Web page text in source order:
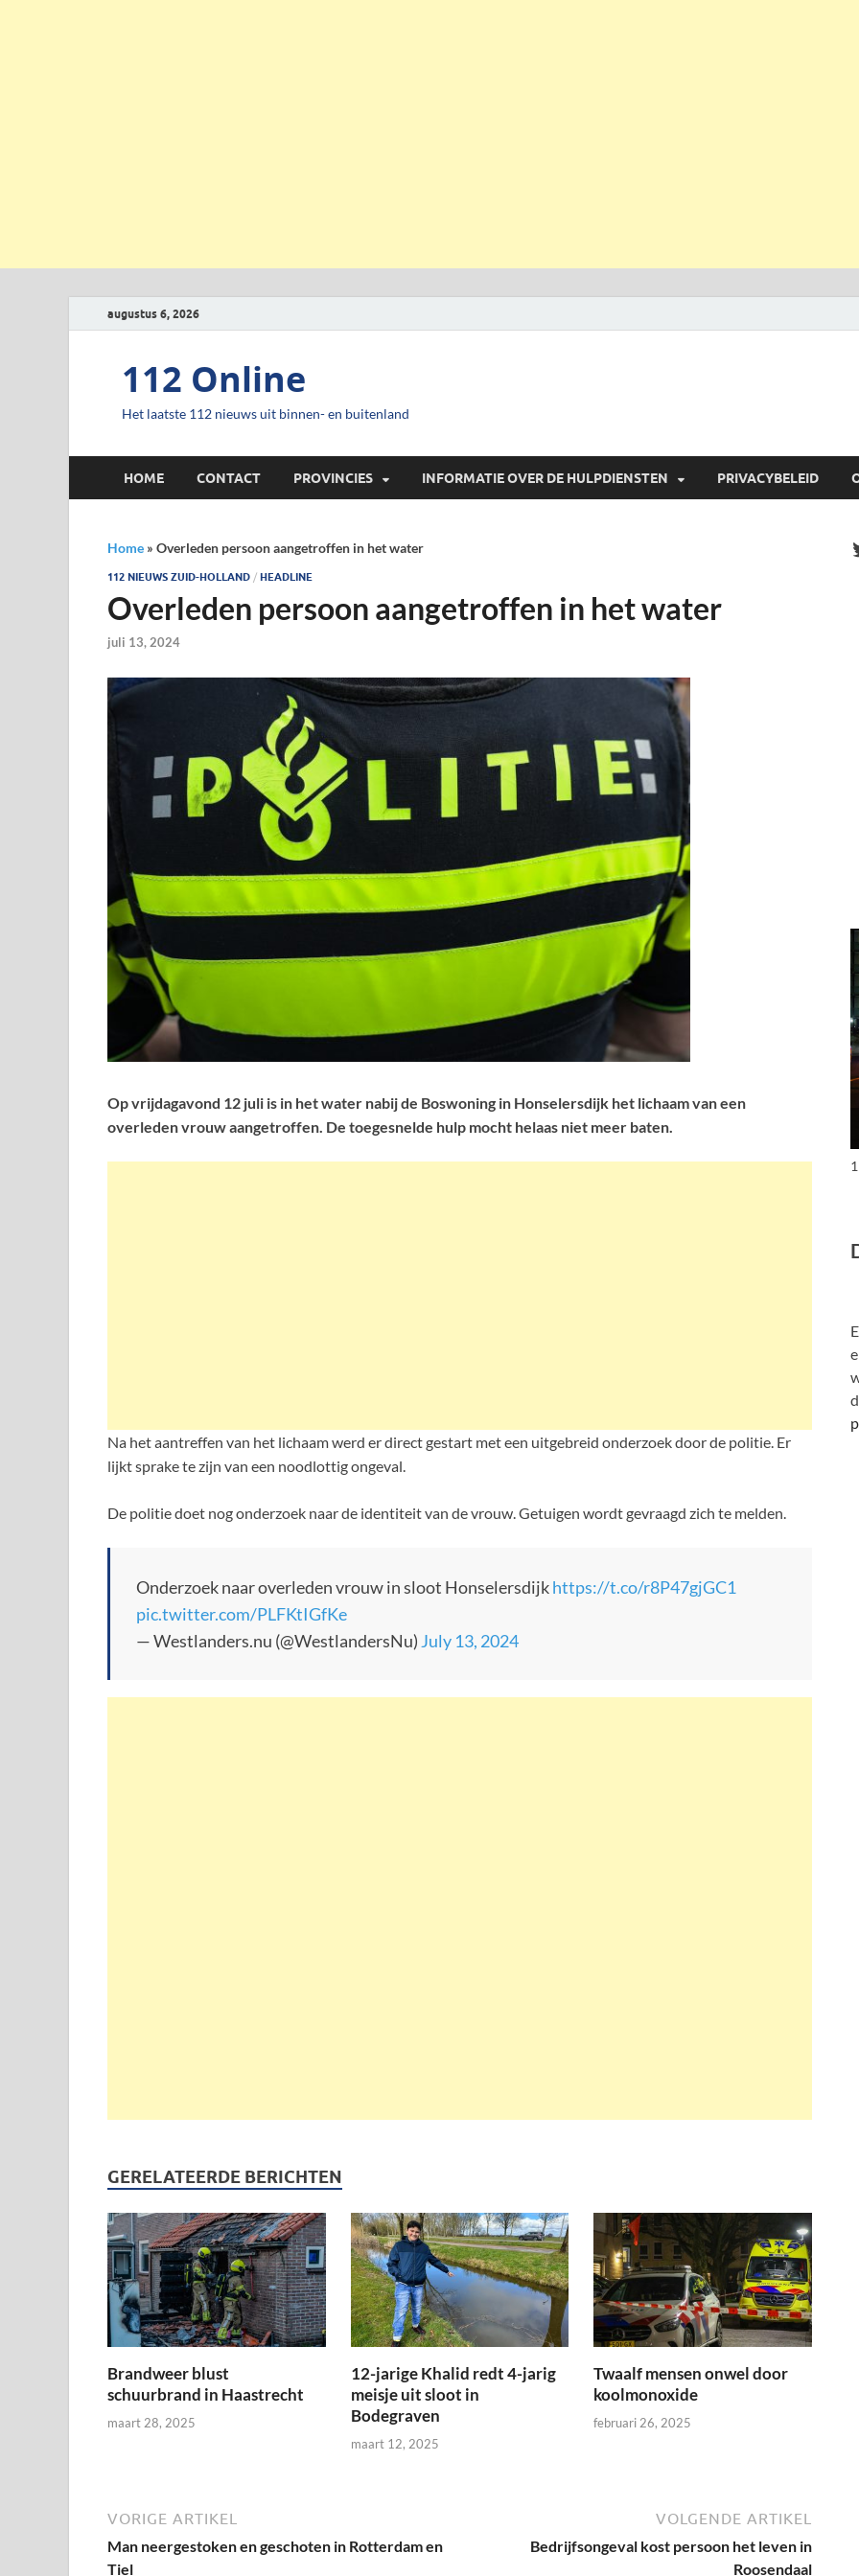
augustus 6, 2026
112 Online
Het laatste 112 nieuws uit binnen- en buitenland
HOME CONTACT PROVINCIES INFORMATIE OVER DE HULPDIENSTEN PRIVACYBELEID
Home » Overleden persoon aangetroffen in het water
112 NIEUWS ZUID-HOLLAND / HEADLINE
Overleden persoon aangetroffen in het water
juli 13, 2024
Op vrijdagavond 12 juli is in het water nabij de Boswoning in Honselersdijk het lichaam van een
overleden vrouw aangetroffen. De toegesnelde hulp mocht helaas niet meer baten.
Na het aantreffen van het lichaam werd er direct gestart met een uitgebreid onderzoek door de politie. Er
lijkt sprake te zijn van een noodlottig ongeval.
De politie doet nog onderzoek naar de identiteit van de vrouw. Getuigen wordt gevraagd zich te melden.
Onderzoek naar overleden vrouw in sloot Honselersdijkhttps://t.co/r8P47gjGC1
pic.twitter.com/PLFKtIGfKe
— Westlanders.nu (@WestlandersNu) July 13, 2024
GERELATEERDE BERICHTEN
Brandweer blust
schuurbrand in Haastrecht
maart 28, 2025
12-jarige Khalid redt 4-jarig
meisje uit sloot in
Bodegraven
maart 12, 2025
Twaalf mensen onwel door
koolmonoxide
februari 26, 2025
VORIGE ARTIKEL
Man neergestoken en geschoten in Rotterdam en
Tiel
VOLGENDE ARTIKEL
Bedrijfsongeval kost persoon het leven in
Roosendaal